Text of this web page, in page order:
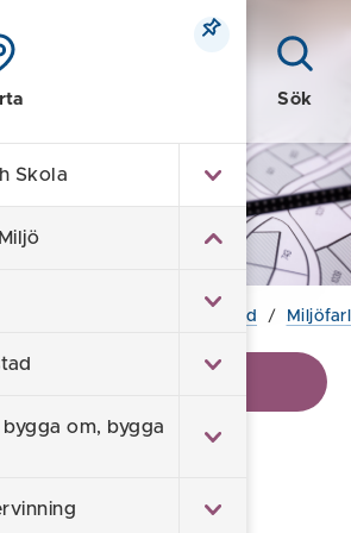
Sök
Skola
om, bygga
och Miljö
Miljö- och hälsoskydd /